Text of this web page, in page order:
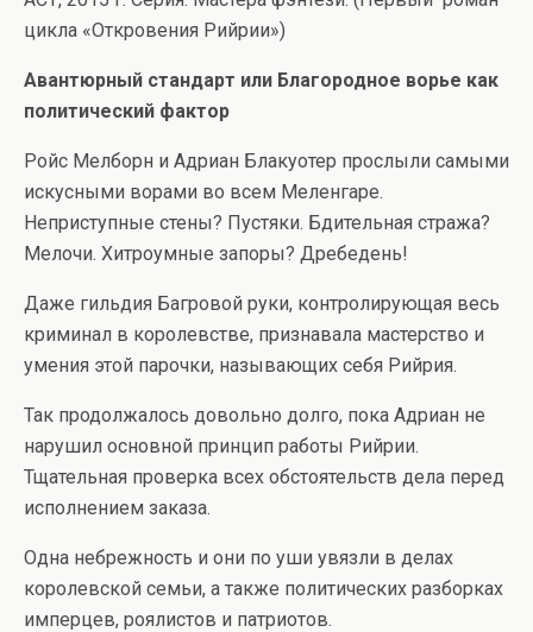
цикла «Откровения Рийрии»)
Авантюрный стандарт или Благородное ворье как
политический фактор
Ройс Мелборн и Адриан Блакуотер прослыли самыми
искусными ворами во всем Меленгаре.
Неприступные стены? Пустяки. Бдительная стража?
Мелочи. Хитроумные запоры? Дребедень!
Даже гильдия Багровой руки, контролирующая весь
криминал в королевстве, признавала мастерство и
умения этой парочки, называющих себя Рийрия.
Так продолжалось довольно долго, пока Адриан не
нарушил основной принцип работы Рийрии.
Тщательная проверка всех обстоятельств дела перед
исполнением заказа.
Одна небрежность и они по уши увязли в делах
королевской семьи, а также политических разборках
имперцев, роялистов и патриотов.